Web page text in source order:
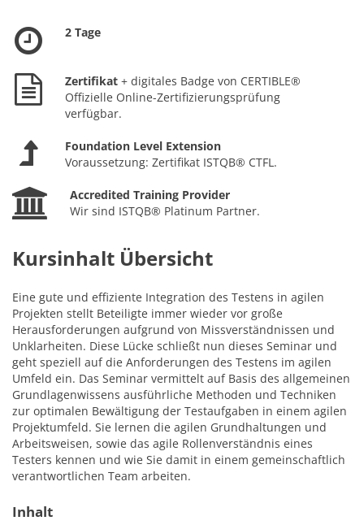
2 Tage
Zertifikat + digitales Badge von CERTIBLE®
Offizielle Online-Zertifizierungsprüfung
verfügbar.
Foundation Level Extension
Voraussetzung: Zertifikat ISTQB® CTFL.
Accredited Training Provider
Wir sind ISTQB® Platinum Partner.
Kursinhalt Übersicht
Eine gute und effiziente Integration des Testens in agilen
Projekten stellt Beteiligte immer wieder vor große
Herausforderungen aufgrund von Missverständnissen und
Unklarheiten. Diese Lücke schließt nun dieses Seminar und
geht speziell auf die Anforderungen des Testens im agilen
Umfeld ein. Das Seminar vermittelt auf Basis des allgemeinen
Grundlagenwissens ausführliche Methoden und Techniken
zur optimalen Bewältigung der Testaufgaben in einem agilen
Projektumfeld. Sie lernen die agilen Grundhaltungen und
Arbeitsweisen, sowie das agile Rollenverständnis eines
Testers kennen und wie Sie damit in einem gemeinschaftlich
verantwortlichen Team arbeiten.
Inhalt